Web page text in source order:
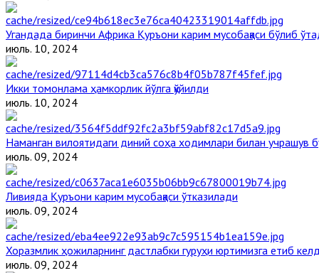
Угандада биринчи Aфрика Қуръони карим мусобақаси бўлиб
июль. 10, 2024
Икки томонлама ҳамкорлик йўлга қўйилди
июль. 10, 2024
Наманган вилоятидаги диний соҳа ходимлари билан учрашув
июль. 09, 2024
Ливияда Қуръони карим мусобақаси ўтказилади
июль. 09, 2024
Хоразмлик ҳожиларнинг дастлабки гуруҳи юртимизга етиб
июль. 09, 2024